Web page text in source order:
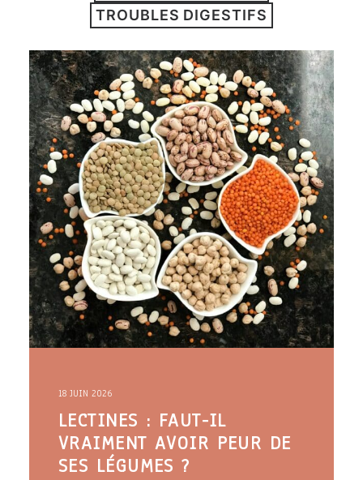
ARTICLES
YOGA
faire le quiz
Recherche
Panier
TROUBLES DIGESTIFS
18 JUIN 2026
LECTINES : FAUT-IL
VRAIMENT AVOIR PEUR DE
SES LÉGUMES ?